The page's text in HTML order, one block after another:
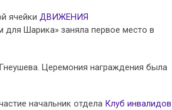
ячейки ДВИЖЕНИЯ
Шарика» заняла первое место в
Церемония награждения была
начальник отдела Клуб инвалидов